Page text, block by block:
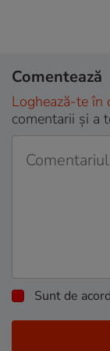
Comentează
Loghează-te în
comentarii și a
Sunt de